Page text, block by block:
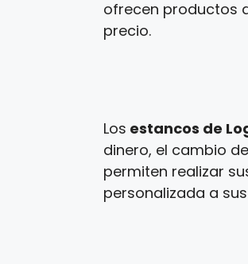
ofrecen productos
precio.
Los estancos de
dinero, el cambio
permiten realizar
personalizada a